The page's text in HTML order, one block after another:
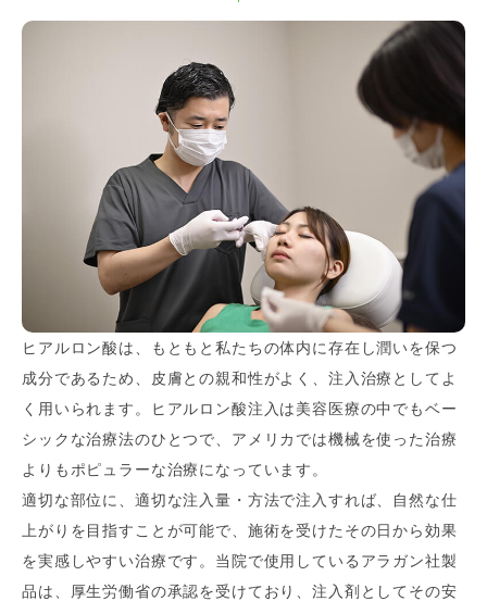
ヒアルロン酸は、もともと私たちの体内に存在し潤いを保つ
成分であるため、皮膚との親和性がよく、注入治療としてよ
く用いられます。ヒアルロン酸注入は美容医療の中でもベー
シックな治療法のひとつで、アメリカでは機械を使った治療
よりもポピュラーな治療になっています。
適切な部位に、適切な注入量・方法で注入すれば、自然な仕
上がりを目指すことが可能で、施術を受けたその日から効果
を実感しやすい治療です。当院で使用しているアラガン社製
品は、厚生労働省の承認を受けており、注入剤としてその安